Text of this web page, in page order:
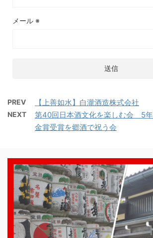
メール ※
PREV 【上善如水】白瀧酒造株式会社
NEXT
第40回日本酒文化を楽しむ会 5
金賞受賞を郷酒で祝う会